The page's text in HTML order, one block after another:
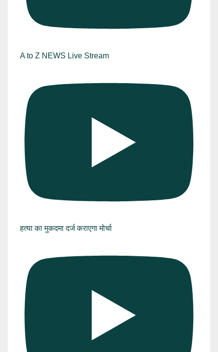
A to Z NEWS Live Stream
हत्या का मुकदमा दर्ज कराएगा मोर्चा